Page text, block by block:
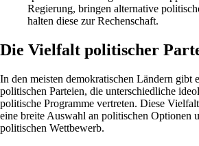
Regierung, bringen alternative
halten diese zur Rechenschaft.
Die Vielfalt politischer
In den meisten demokratischen Ländern gibt
politischen Parteien, die unterschiedliche
politische Programme vertreten. Diese
eine breite Auswahl an politischen Optionen
politischen Wettbewerb.